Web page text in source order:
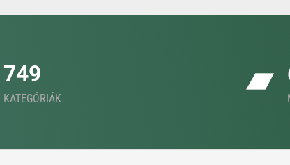
749
KATEGÓRIÁK